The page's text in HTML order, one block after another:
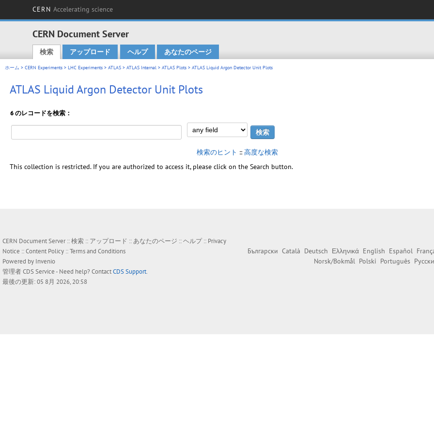
CERN Accelerating science
CERN Document Server
Main menu
検索 アップロード ヘルプ あなたのページ
ホーム > CERN Experiments > LHC Experiments > ATLAS > ATLAS Internal > ATLAS Plots > ATLAS Liquid Argon Detector Unit Plots
ATLAS Liquid Argon Detector Unit Plots
6 のレコードを検索：
検索のヒント :: 高度な検索
This collection is restricted. If you are authorized to access it, please click on the Search button.
CERN Document Server ::検索 :: アップロード ::あなたのページ ::ヘルプ:: Privacy
Notice ::Content Policy ::Terms and Conditions
Powered by Invenio
管理者CDS Service- Need help? ContactCDS Support.
最後の更新: 05 8月 2026, 20:58
Български Català Deutsch Ελληνικά English Español
Norsk/Bokmål Polski Português